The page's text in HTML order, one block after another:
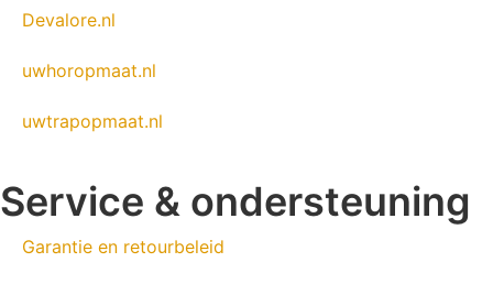
Devalore.nl
uwhoropmaat.nl
uwtrapopmaat.nl
Service & ondersteuning
Garantie en retourbeleid